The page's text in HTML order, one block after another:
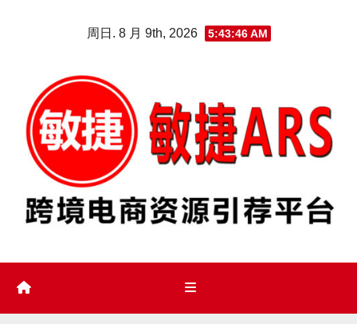
周日. 8 月 9th, 2026 5:43:47 AM